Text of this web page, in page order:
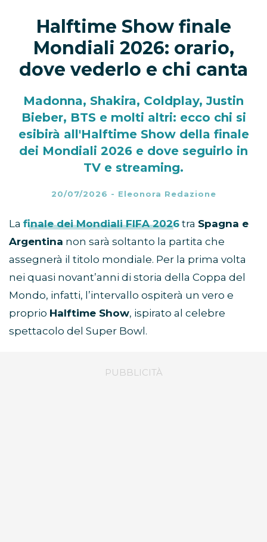
Halftime Show finale
Mondiali 2026: orario,
dove vederlo e chi canta
Madonna, Shakira, Coldplay, Justin
Bieber, BTS e molti altri: ecco chi si
esibirà all'Halftime Show della finale
dei Mondiali 2026 e dove seguirlo in
TV e streaming.
20/07/2026 - Eleonora Redazione
La finale dei Mondiali FIFA 2026 tra Spagna e
Argentina non sarà soltanto la partita che
assegnerà il titolo mondiale. Per la prima volta
nei quasi novant’anni di storia della Coppa del
Mondo, infatti, l’intervallo ospiterà un vero e
proprio Halftime Show, ispirato al celebre
spettacolo del Super Bowl.